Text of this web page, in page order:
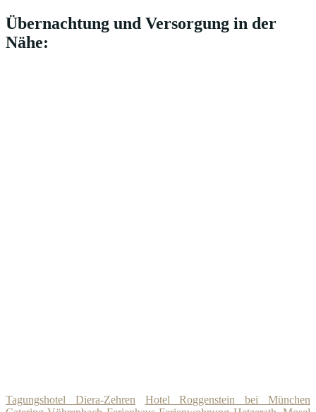
Übernachtung und Versorgung in der
Nähe:
Tagungshotel Diera-Zehren
Hotel Roggenstein bei München